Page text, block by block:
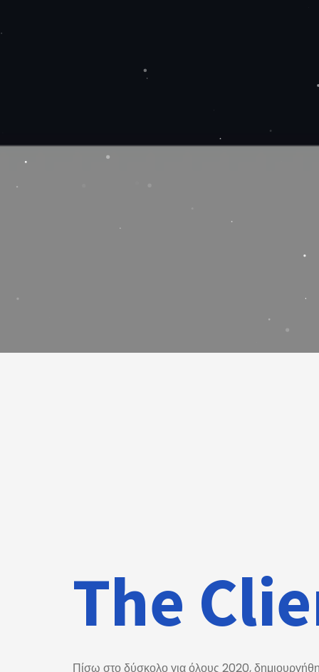
The
Πίσω στο δύσκολο για όλους 2020,